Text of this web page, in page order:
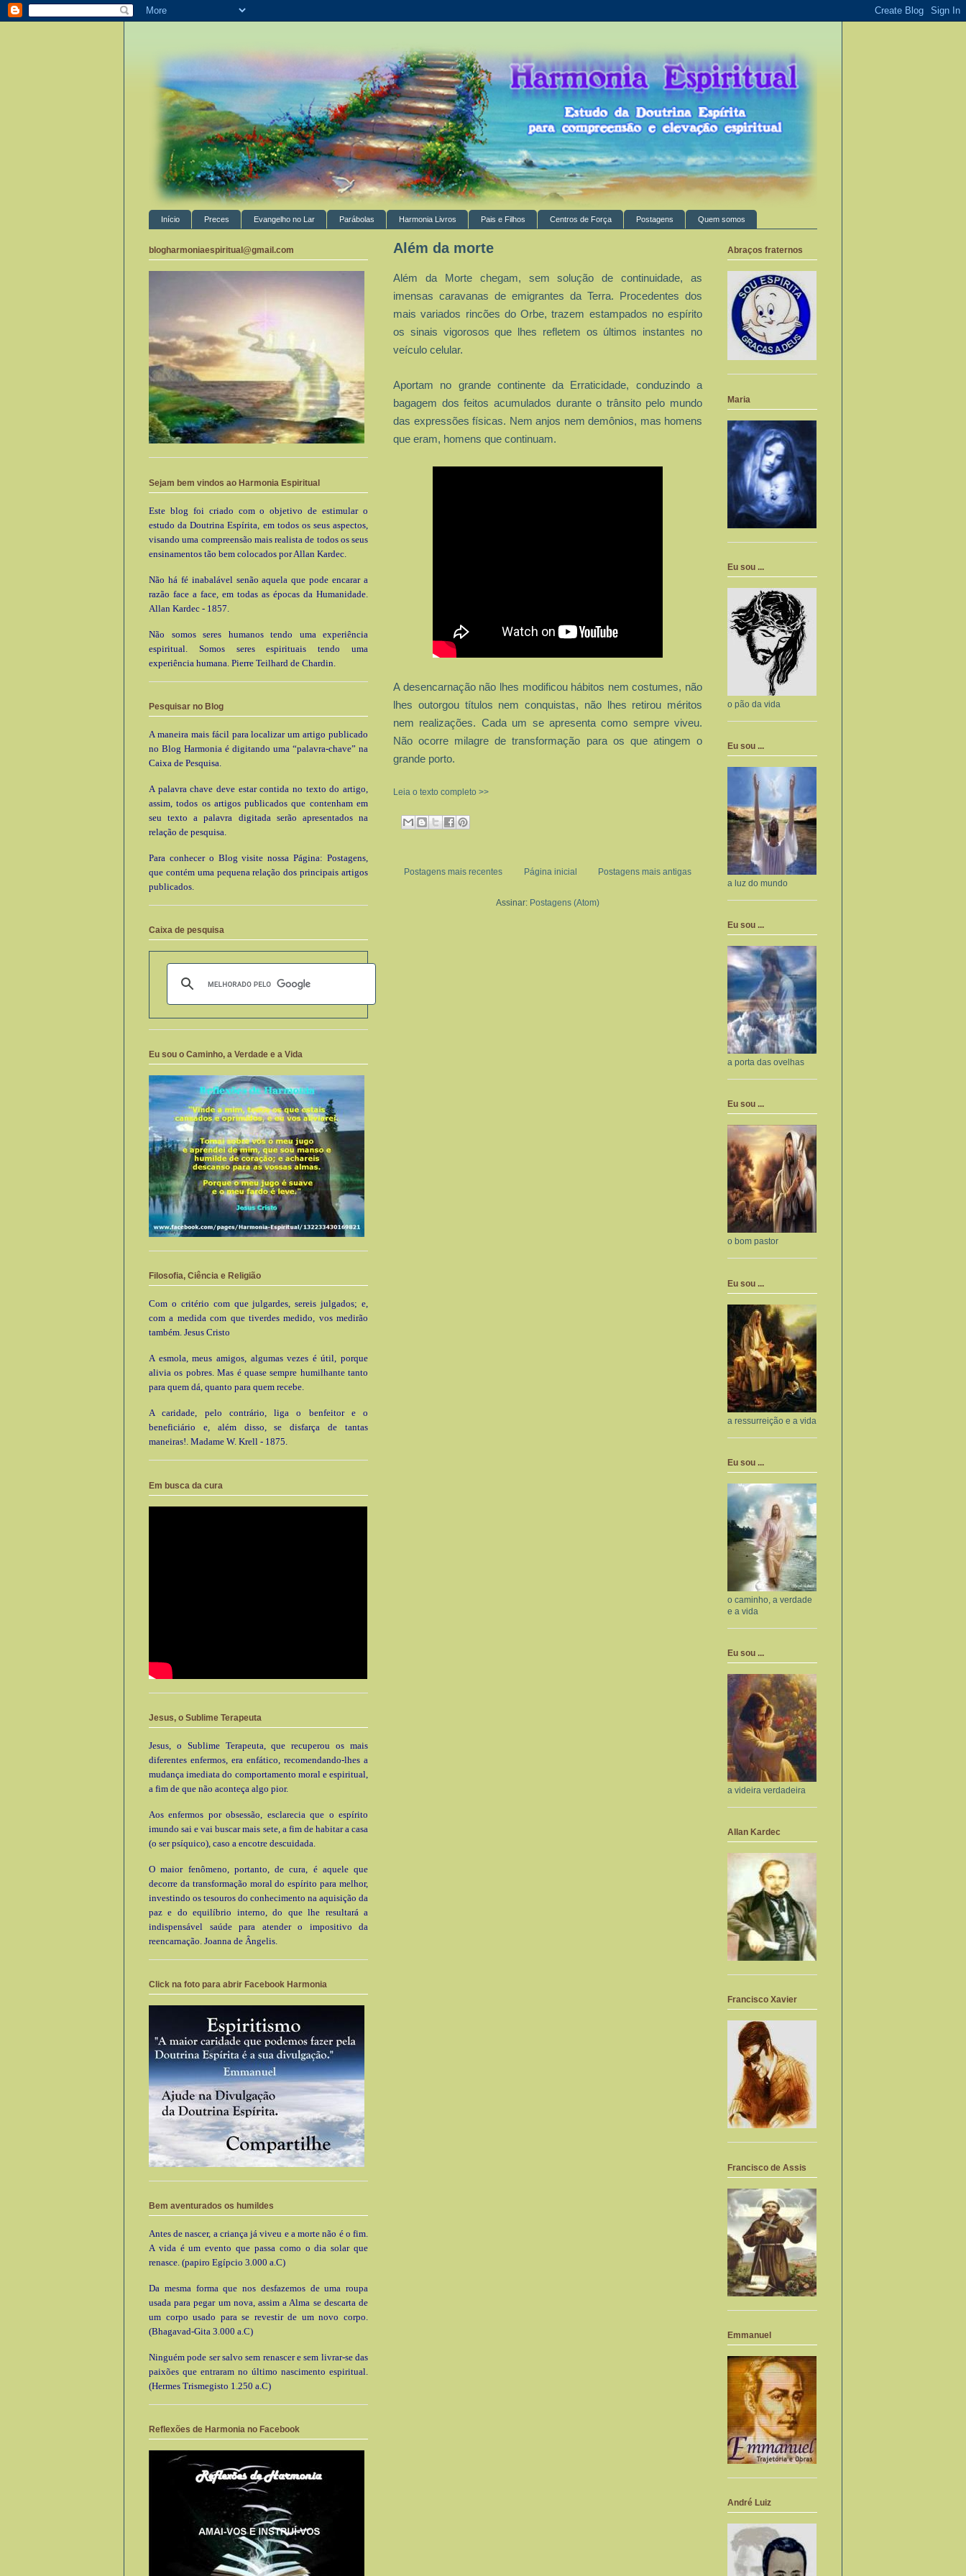
Início Preces Evangelho no Lar Parábolas Harmonia Livros Pais e Filhos Centros de Força Postagens Quem somos
Além da morte
Além da Morte chegam, sem solução de continuidade, as
imensas caravanas de emigrantes da Terra. Procedentes dos
mais variados rincões do Orbe, trazem estampados no espírito
os sinais vigorosos que lhes refletem os últimos instantes no
veículo celular.
Aportam no grande continente da Erraticidade, conduzindo a
bagagem dos feitos acumulados durante o trânsito pelo mundo
das expressões físicas. Nem anjos nem demônios, mas homens
que eram, homens que continuam.
A desencarnação não lhes modificou hábitos nem costumes, não
lhes outorgou títulos nem conquistas, não lhes retirou méritos
nem realizações. Cada um se apresenta como sempre viveu.
Não ocorre milagre de transformação para os que atingem o
grande porto.
Leia o texto completo >>
Postagens mais recentes Postagens mais antigas
Página inicial
Assinar: Postagens (Atom)
blogharmoniaespiritual@gmail.com
Sejam bem vindos ao Harmonia Espiritual
Este blog foi criado com o objetivo de estimular o
estudo da Doutrina Espírita, em todos os seus aspectos,
visando uma compreensão mais realista de todos os seus
ensinamentos tão bem colocados por Allan Kardec.
Não há fé inabalável senão aquela que pode encarar a
razão face a face, em todas as épocas da Humanidade.
Allan Kardec - 1857.
Não somos seres humanos tendo uma experiência
espiritual. Somos seres espirituais tendo uma
experiência humana. Pierre Teilhard de Chardin.
Pesquisar no Blog
A maneira mais fácil para localizar um artigo publicado
no Blog Harmonia é digitando uma “palavra-chave” na
Caixa de Pesquisa.
A palavra chave deve estar contida no texto do artigo,
assim, todos os artigos publicados que contenham em
seu texto a palavra digitada serão apresentados na
relação de pesquisa.
Para conhecer o Blog visite nossa Página: Postagens,
que contém uma pequena relação dos principais artigos
publicados.
Caixa de pesquisa
Eu sou o Caminho, a Verdade e a Vida
Filosofia, Ciência e Religião
Com o critério com que julgardes, sereis julgados; e,
com a medida com que tiverdes medido, vos medirão
também. Jesus Cristo
A esmola, meus amigos, algumas vezes é útil, porque
alivia os pobres. Mas é quase sempre humilhante tanto
para quem dá, quanto para quem recebe.
A caridade, pelo contrário, liga o benfeitor e o
beneficiário e, além disso, se disfarça de tantas
maneiras!. Madame W. Krell - 1875.
Em busca da cura
Jesus, o Sublime Terapeuta
Jesus, o Sublime Terapeuta, que recuperou os mais
diferentes enfermos, era enfático, recomendando-lhes a
mudança imediata do comportamento moral e espiritual,
a fim de que não aconteça algo pior.
Aos enfermos por obsessão, esclarecia que o espírito
imundo sai e vai buscar mais sete, a fim de habitar a casa
(o ser psíquico), caso a encotre descuidada.
O maior fenômeno, portanto, de cura, é aquele que
decorre da transformação moral do espírito para melhor,
investindo os tesouros do conhecimento na aquisição da
paz e do equilíbrio interno, do que lhe resultará a
indispensável saúde para atender o impositivo da
reencarnação. Joanna de Ângelis.
Click na foto para abrir Facebook Harmonia
Bem aventurados os humildes
Antes de nascer, a criança já viveu e a morte não é o fim.
A vida é um evento que passa como o dia solar que
renasce. (papiro Egípcio 3.000 a.C)
Da mesma forma que nos desfazemos de uma roupa
usada para pegar um nova, assim a Alma se descarta de
um corpo usado para se revestir de um novo corpo.
(Bhagavad-Gita 3.000 a.C)
Ninguém pode ser salvo sem renascer e sem livrar-se das
paixões que entraram no último nascimento espiritual.
(Hermes Trismegisto 1.250 a.C)
Reflexões de Harmonia no Facebook
Abraços fraternos
Maria
Eu sou ...
o pão da vida
Eu sou ...
a luz do mundo
Eu sou ...
a porta das ovelhas
Eu sou ...
o bom pastor
Eu sou ...
a ressurreição e a vida
Eu sou ...
o caminho, a verdade
e a vida
Eu sou ...
a videira verdadeira
Allan Kardec
Francisco Xavier
Francisco de Assis
Emmanuel
André Luiz